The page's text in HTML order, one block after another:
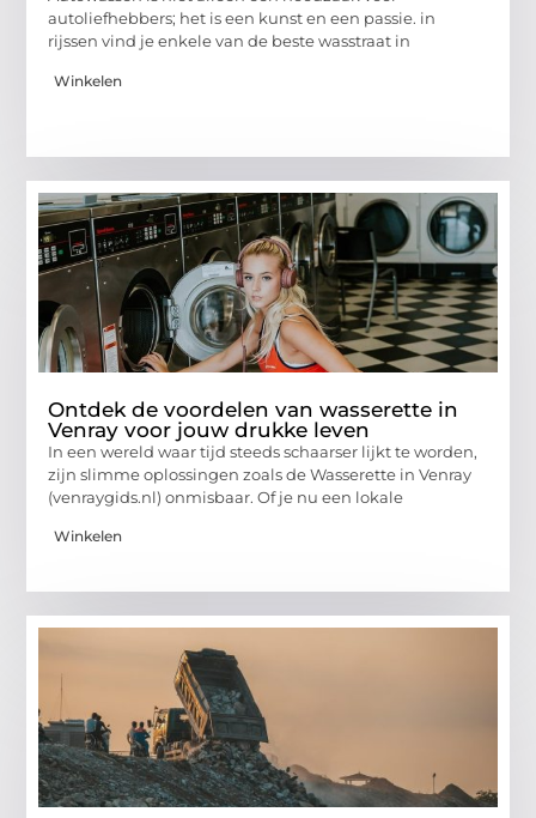
autoliefhebbers; het is een kunst en een passie. in
rijssen vind je enkele van de beste wasstraat in
Winkelen
Ontdek de voordelen van wasserette in
Venray voor jouw drukke leven
In een wereld waar tijd steeds schaarser lijkt te worden,
zijn slimme oplossingen zoals de Wasserette in Venray
(venraygids.nl) onmisbaar. Of je nu een lokale
Winkelen